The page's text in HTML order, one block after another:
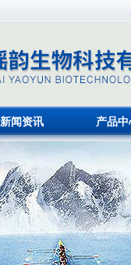
新闻资讯 产品中